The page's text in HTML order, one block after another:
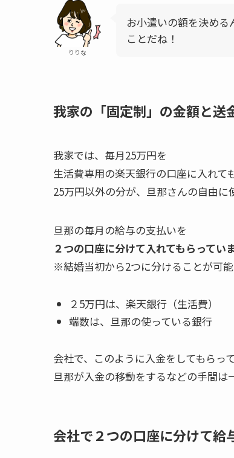
りりな
お小遣いの額を決める
ことだね！
我家の「固定制」の金額と送
我家では、毎月25万円を
生活費専用の楽天銀行の口座に入れて
25万円以外の分が、旦那さんの自由に
旦那の毎月の給与の支払いを
２つの口座に分けて入れてもらっていま
※結婚当初から2つに分けることが可
２5万円は、楽天銀行（生活費）
端数は、旦那の使っている銀行
会社で、このように入金をしてもらっ
旦那が入金の移動をするなどの手間は
会社で２つの口座に分けて給